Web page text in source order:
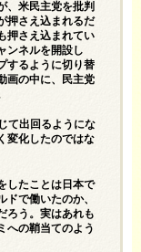
、米民主党を批判
押さえ込まれるだ
押さえ込まれてい
ンネルを開設し
するように切り替
画の中に、民主党
て出回るようにな
変化したのではな
したことは日本で
ドで働いたのか、
ろう。実はあれも
への鞘当てのよう